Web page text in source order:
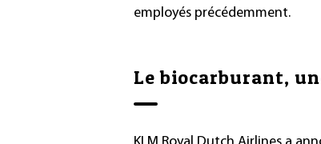
employés précédemment.
Le biocarburant,